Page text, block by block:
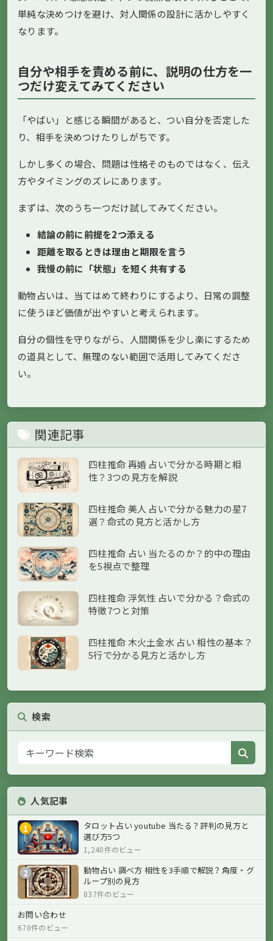
単純な決めつけを避け、対人関係の設計に活かしやすく
なります。
自分や相手を責める前に、説明の仕方を一
つだけ変えてみてください
「やばい」と感じる瞬間があると、つい自分を否定した
り、相手を決めつけたりしがちです。
しかし多くの場合、問題は性格そのものではなく、伝え
方やタイミングのズレにあります。
まずは、次のうち一つだけ試してみてください。
結論の前に前提を2つ添える
距離を取るときは理由と期限を言う
我慢の前に「状態」を短く共有する
動物占いは、当てはめて終わりにするより、日常の調整
に使うほど価値が出やすいと考えられます。
自分の個性を守りながら、人間関係を少し楽にするため
の道具として、無理のない範囲で活用してみてくださ
い。
関連記事
四柱推命 再婚 占いで分かる時期と相
性？3つの見方を解説
四柱推命 美人 占いで分かる魅力の星7
選？命式の見方と活かし方
四柱推命 占い 当たるのか？的中の理由
を5視点で整理
四柱推命 浮気性 占いで分かる？命式の
特徴7つと対策
四柱推命 木火土金水 占い 相性の基本？
5行で分かる見方と活かし方
検索
人気記事
1
タロット占い youtube 当たる？評判の見方と
選び方5つ
1,240件のビュー
2
動物占い 調べ方 相性を3手順で解説？角度・グ
ループ別の見方
837件のビュー
お問い合わせ
670件のビュー